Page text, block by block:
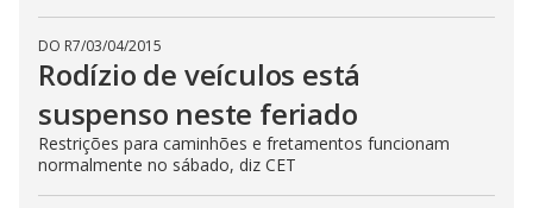
DO R7/03/04/2015
Rodízio de veículos está
suspenso neste feriado
Restrições para caminhões e fretamentos funcionam
normalmente no sábado, diz CET